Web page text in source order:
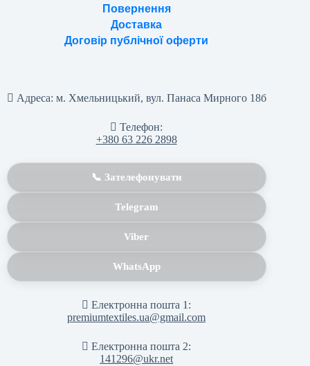
Повернення
Доставка
Договір публічної оферти
Адреса: м. Хмельницький, вул. Панаса Мирного 18б
Телефон:
+380 63 226 2898
📞 Зателефонувати
Telegram
Viber
WhatsApp
Електронна пошта 1:
premiumtextiles.ua@gmail.com
Електронна пошта 2:
141296@ukr.net